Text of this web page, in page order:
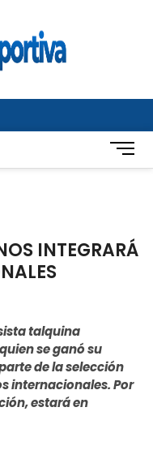
B
o
e
INTEGRARÁ
talquina
se ganó su
de la selección
internacionales. Por
estará en